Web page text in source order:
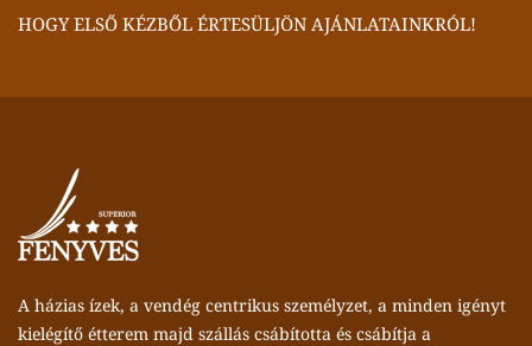
HOGY ELSŐ KÉZBŐL ÉRTESÜLJÖN AJÁNLATAINKRÓL!
A házias ízek, a vendég centrikus személyzet, a minden igényt
kielégítő étterem majd szállás csábította és csábítja a